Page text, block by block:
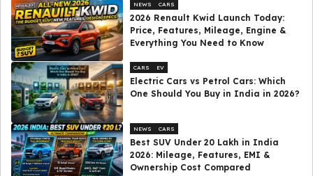
NEWS CARS
2026 Renault Kwid Launch Today:
Price, Features, Mileage, Engine &
Everything You Need to Know
CARS EV
Electric Cars vs Petrol Cars: Which
One Should You Buy in India in 2026?
NEWS CARS
Best SUV Under ₹20 Lakh in India
2026: Mileage, Features, EMI &
Ownership Cost Compared